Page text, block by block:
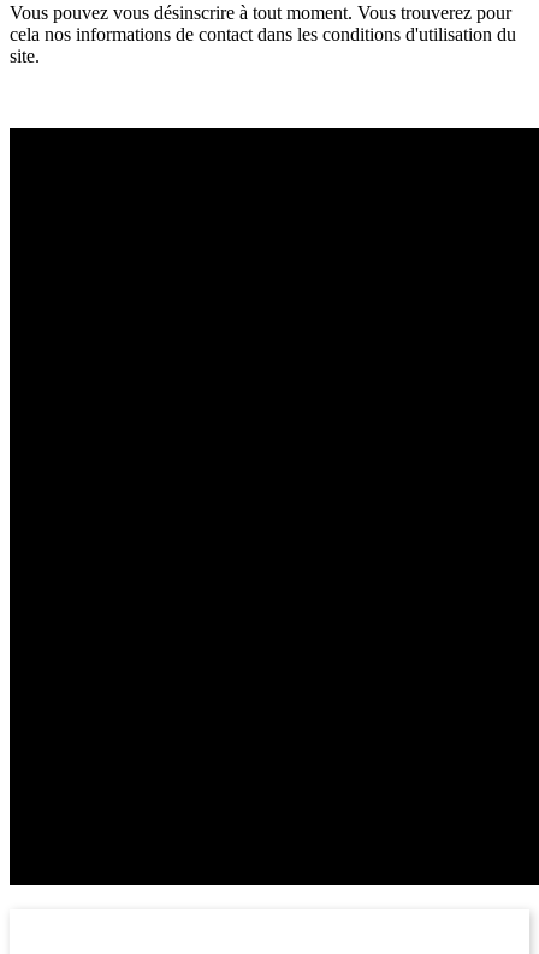
Vous pouvez vous désinscrire à tout moment. Vous trouverez pour
cela nos informations de contact dans les conditions d'utilisation du
site.